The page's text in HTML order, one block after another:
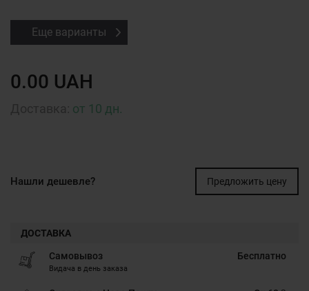
Еще варианты
0.00 UAH
от 10 дн.
Нашли дешевле? Предложить цену
ДОСТАВКА
Самовывоз
Видача в день заказа
Бесплатно